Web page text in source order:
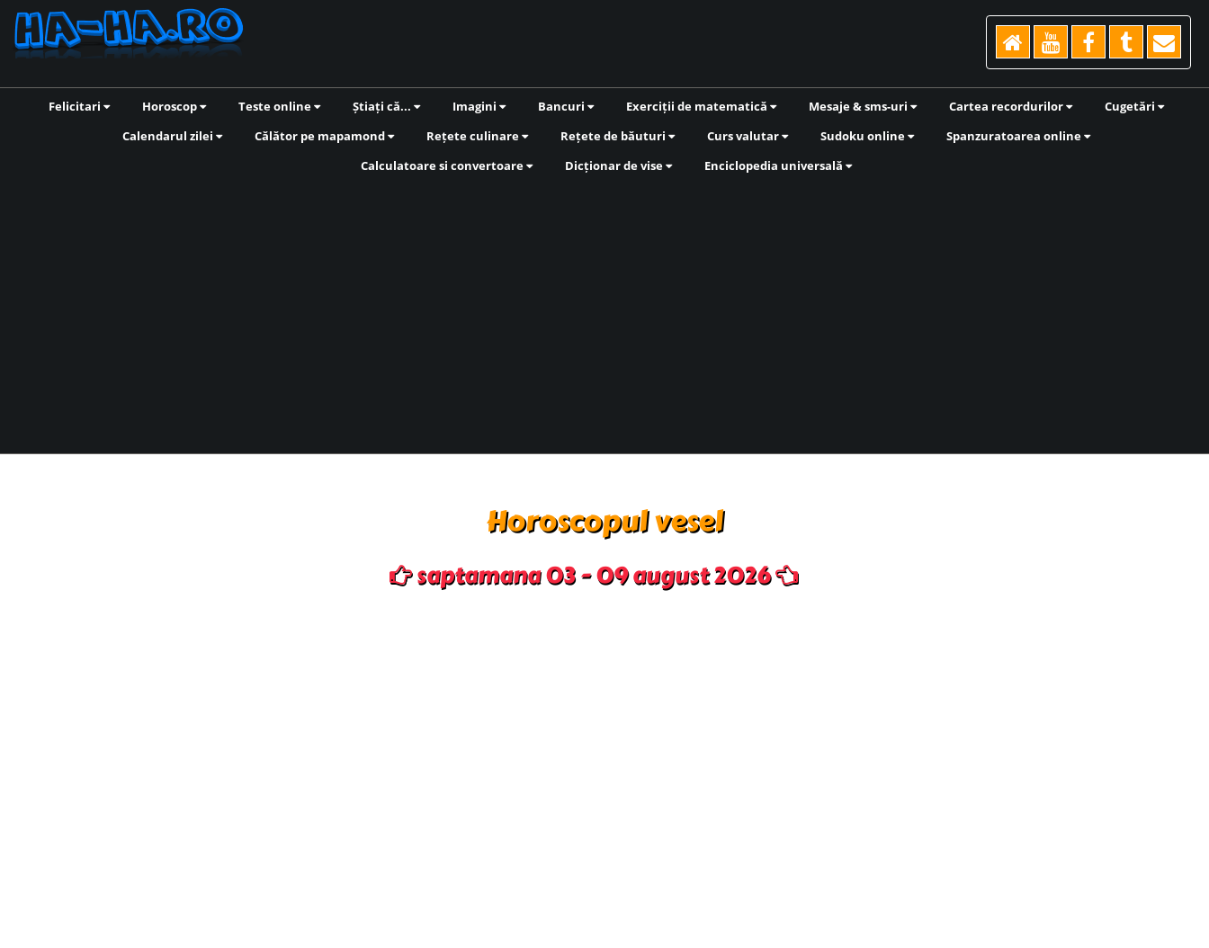
Felicitari Horoscop Teste online Știați că... Imagini Bancuri Exerciții de matematică Mesaje & sms-uri Cartea recordurilor
Cugetări
Calendarul zilei
Călător pe mapamond Rețete culinare Rețete de băuturi Curs valutar Sudoku online
Spanzuratoarea online
Calculatoare si convertoare
Dicționar de vise Enciclopedia universală
Horoscopul vesel
saptamana 03 - 09 august 2026